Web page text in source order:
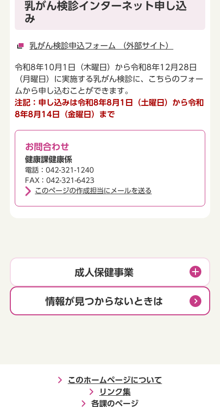
乳がん検診インターネット申し込
み
乳がん検診申込フォーム （外部サイト）
令和8年10月1日（木曜日）から令和8年12月28日
（月曜日）に実施する乳がん検診に、こちらのフォー
ムから申し込むことができます。
注記：申し込みは令和8年8月1日（土曜日）から令和
8年8月14日（金曜日）まで
お問合わせ
健康課健康係
電話：042-321-1240
FAX：042-321-6423
このページの作成担当にメールを送る
成人保健事業
情報が見つからないときは
このホームページについて
リンク集
各課のページ